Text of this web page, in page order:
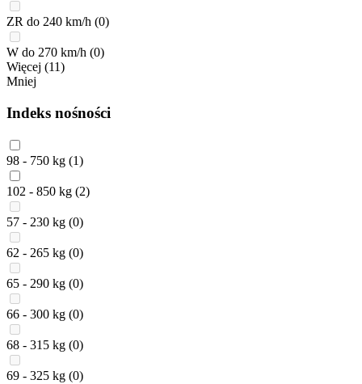
ZR do 240 km/h (0)
W do 270 km/h (0)
Więcej (11)
Mniej
Indeks nośności
98 - 750 kg (1)
102 - 850 kg (2)
57 - 230 kg (0)
62 - 265 kg (0)
65 - 290 kg (0)
66 - 300 kg (0)
68 - 315 kg (0)
69 - 325 kg (0)